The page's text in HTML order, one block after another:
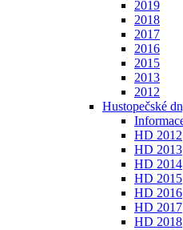
2019
2018
2017
2016
2015
2013
2012
Hustopečské
HD 2012
HD 2013
HD 2014
HD 2015
HD 2016
HD 2017
HD 2018